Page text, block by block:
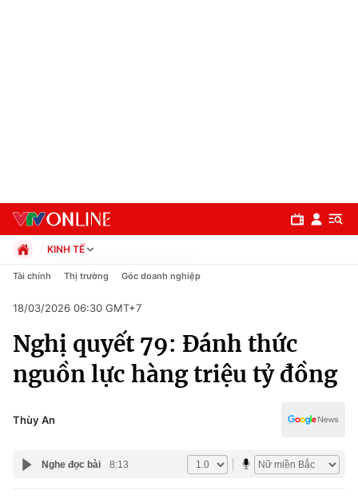
Chuyên mục
Chính trị
Pháp luật
KINH TẾ
Chính trị
Pháp luật
Kinh tế
Thể thao
Truyền hình
Y tế
Công nghệ
Tài chính Thị trường Góc doanh nghiệp
18/03/2026 06:30 GMT+7
Nghị quyết 79: Đánh thức
nguồn lực hàng triệu tỷ đồng
Thùy An
Nghe đọc bài 8:13